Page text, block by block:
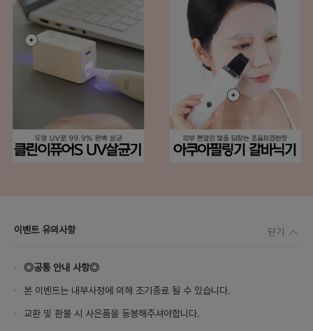
이벤트 유의사항 닫기
◎공통 안내 사항◎
본 이벤트는 내부사정에 의해 조기종료 될 수 있습니다.
교환 및 환불 시 사은품을 동봉해주셔야합니다.